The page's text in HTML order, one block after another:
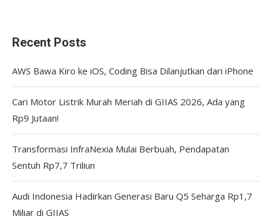
Recent Posts
AWS Bawa Kiro ke iOS, Coding Bisa Dilanjutkan dari iPhone
Cari Motor Listrik Murah Meriah di GIIAS 2026, Ada yang
Rp9 Jutaan!
Transformasi InfraNexia Mulai Berbuah, Pendapatan
Sentuh Rp7,7 Triliun
Audi Indonesia Hadirkan Generasi Baru Q5 Seharga Rp1,7
Miliar di GIIAS